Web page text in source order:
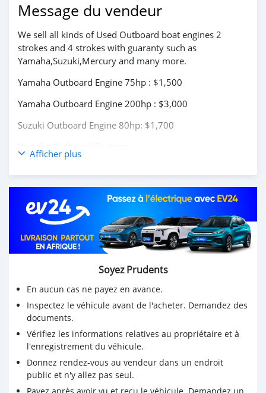
Message du vendeur
We sell all kinds of Used Outboard boat engines 2
strokes and 4 strokes with guaranty such as
Yamaha,Suzuki,Mercury and many more.
Yamaha Outboard Engine 75hp : $1,500
Yamaha Outboard Engine 200hp : $3,000
Suzuki Outboard Engine 80hp: $1,700
75Hp,85Hp,90Hp,115Hp,200Hp,300Hp
75Hp,85Hp,90Hp,115Hp,200Hp,300Hp
Mercurys Outboard Engines:
75Hp,85Hp,90Hp,115Hp,200Hp,300Hp
WHATSAPP NUMBER: +13172236827
CONTACT EMAIL: lucansachezs@hotmail.com
Afficher plus
Soyez Prudents
En aucun cas ne payez en avance.
Inspectez le véhicule avant de l'acheter. Demandez des
documents.
Vérifiez les informations relatives au propriétaire et à
l'enregistrement du véhicule.
Donnez rendez-vous au vendeur dans un endroit
public et n'y allez pas seul.